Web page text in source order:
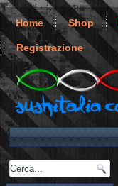
Home Shop
Registrazione